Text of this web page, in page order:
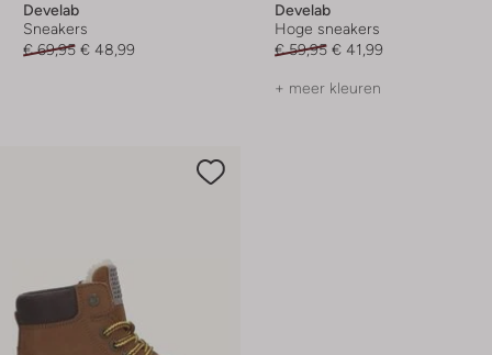
Develab
Sneakers
€ 69,95 € 48,99
Develab
Hoge sneakers
€ 59,95 € 41,99
+ meer kleuren